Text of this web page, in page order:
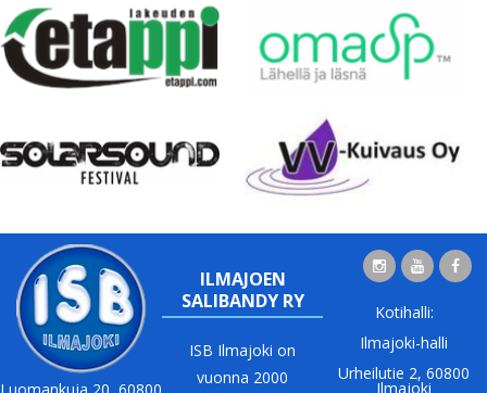
Luomankuja 20, 60800
ILMAJOEN
SALIBANDY RY
ISB Ilmajoki on
vuonna 2000
Kotihalli:
Ilmajoki-halli
Urheilutie 2, 60800
Ilmajoki